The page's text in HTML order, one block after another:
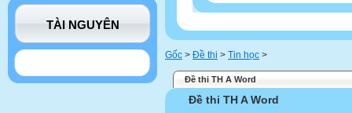
TÀI NGUYÊN
Gốc > Đề thi > Tin học >
Đề thi TH A Word
Đề thi TH A Word